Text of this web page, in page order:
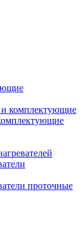
комплектующие
проточные